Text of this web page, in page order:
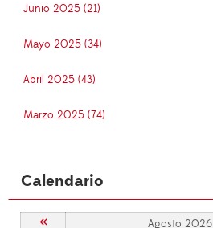
Junio 2025 (21)
Mayo 2025 (34)
Abril 2025 (43)
Marzo 2025 (74)
Calendario
« Agosto 2026